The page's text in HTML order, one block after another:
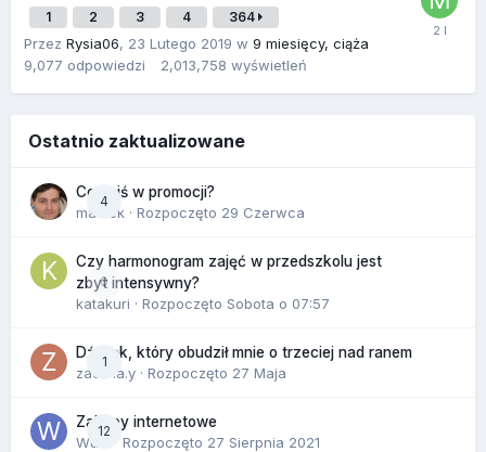
1 2 3 4 364
Przez Rysia06, 23 Lutego 2019 w 9 miesięcy, ciąża
9,077 odpowiedzi 2,013,758 wyświetleń
Ostatnio zaktualizowane
4
Co dziś w promocji?
maciek · Rozpoczęto 29 Czerwca
0
Czy harmonogram zajęć w przedszkolu jest
zbyt intensywny?
katakuri · Rozpoczęto Sobota o 07:57
1
Dźwięk, który obudził mnie o trzeciej nad ranem
zackr.a.y · Rozpoczęto 27 Maja
12
Zakupy internetowe
Wula
· Rozpoczęto 27 Sierpnia 2021